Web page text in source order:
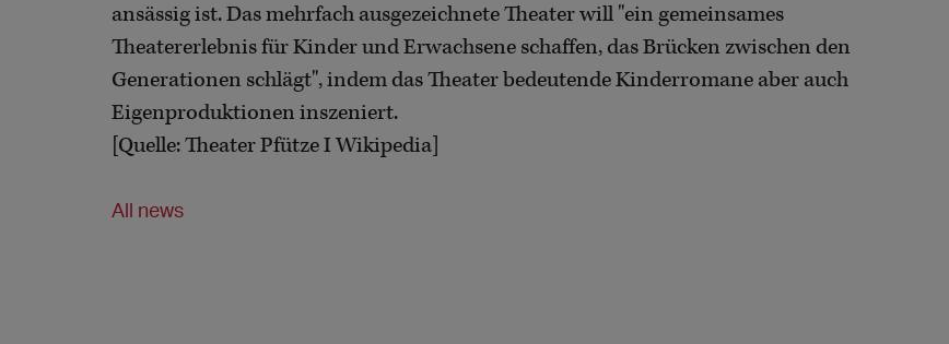
ansässig ist. Das mehrfach ausgezeichnete Theater will "ein gemeinsames
Theatererlebnis für Kinder und Erwachsene schaffen, das Brücken zwischen den
Generationen schlägt", indem das Theater bedeutende Kinderromane aber auch
Eigenproduktionen inszeniert.
[Quelle: Theater Pfütze I Wikipedia]
All news